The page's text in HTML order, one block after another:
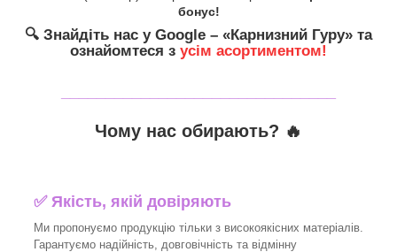
бонус!
🔍 Знайдіть нас у Google – «Карнизний Гуру» та
ознайомтеся з усім асортиментом!
Чому нас обирають? 🔥
✅Якість, якій довіряють
Ми пропонуємо продукцію тільки з високоякісних матеріалів.
Гарантуємо надійність, довговічність та відмінну